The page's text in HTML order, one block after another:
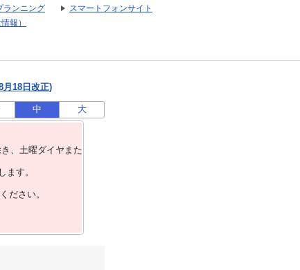
ランニング
スマートフォンサイト
報）
月18日改正)
中 大
、⼟曜ダイヤまた
す。
ださい。